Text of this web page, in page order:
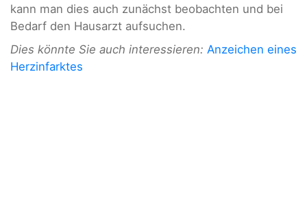
kann man dies auch zunächst beobachten und bei
Bedarf den Hausarzt aufsuchen.
Dies könnte Sie auch interessieren: Anzeichen eines
Herzinfarktes